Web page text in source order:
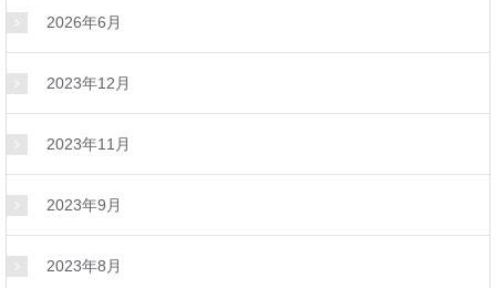
2026年6月
2023年12月
2023年11月
2023年9月
2023年8月